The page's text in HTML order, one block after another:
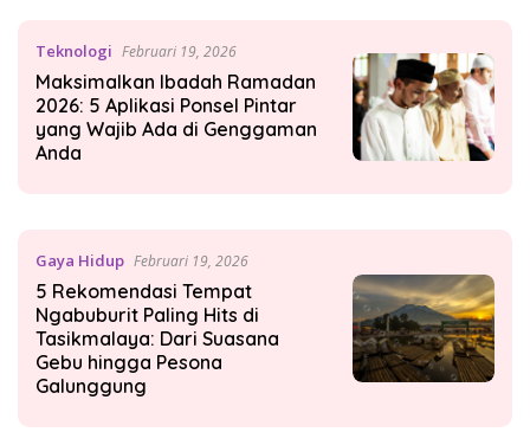
Teknologi Februari 19, 2026
Maksimalkan Ibadah Ramadan
2026: 5 Aplikasi Ponsel Pintar
yang Wajib Ada di Genggaman
Anda
Gaya Hidup Februari 19, 2026
5 Rekomendasi Tempat
Ngabuburit Paling Hits di
Tasikmalaya: Dari Suasana
Gebu hingga Pesona
Galunggung